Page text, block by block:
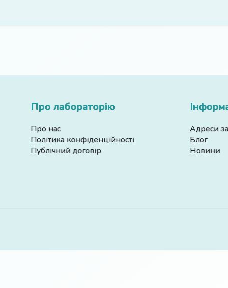
Про лабораторію
Про нас
Політика конфіденційності
Публічний договір
Адреси
Блог
Новини